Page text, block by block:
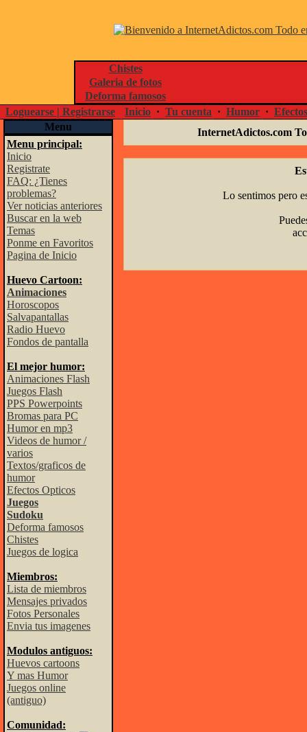
Chistes
Galeria de fotos
Deforma famosos
Loguearse | Registrarse
Inicio · Tu cuenta · Humor ·
Menu
Menu principal:
Inicio
Registrate
FAQ: ¿Tienes
problemas?
Ver noticias anteriores
Buscar en la web
Temas
Ponme en Favoritos
Pagina de Inicio
Huevo Cartoon:
Animaciones
Horoscopos
Salvapantallas
Radio Huevo
Fondos de pantalla
El mejor humor:
Animaciones Flash
Juegos Flash
PPS Powerpoints
Bromas para PC
Humor en mp3
Videos de humor /
varios
Textos/graficos de
humor
Efectos Opticos
Juegos
Sudoku
Deforma famosos
Chistes
Juegos de logica
Miembros:
Lista de miembros
Mensajes privados
Fotos Personales
Envia tus imagenes
Modulos antiguos:
Huevos cartoons
Y mas Humor
Juegos online
(antiguo)
Comunidad:
InternetAdictos.com
Lo sentimos pero